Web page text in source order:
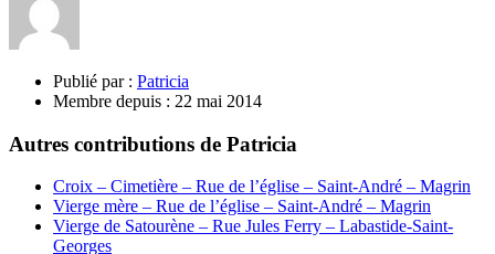
Publié par : Patricia
Membre depuis : 22 mai 2014
Autres contributions de Patricia
Croix – Cimetière – Rue de l’église – Saint-André – Magrin
Vierge mère – Rue de l’église – Saint-André – Magrin
Vierge de Satourène – Rue Jules Ferry – Labastide-Saint-
Georges